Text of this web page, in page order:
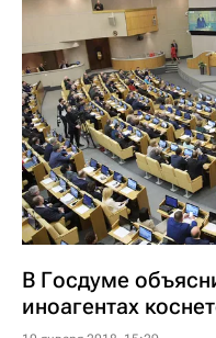
В Госдуме
иноагентах